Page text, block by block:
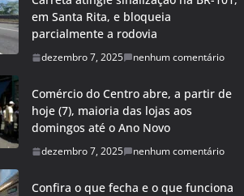
em Santa Rita, e bloqueia
parcialmente a rodovia
dezembro 7, 2025 nenhum comentário
Comércio do Centro abre, a partir de
hoje (7), maioria das lojas aos
domingos até o Ano Novo
dezembro 7, 2025 nenhum comentário
Confira o que fecha e o que funciona